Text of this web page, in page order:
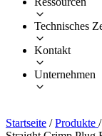
Technisches
Kontakt
Unternehmen
Startseite / Produkte /